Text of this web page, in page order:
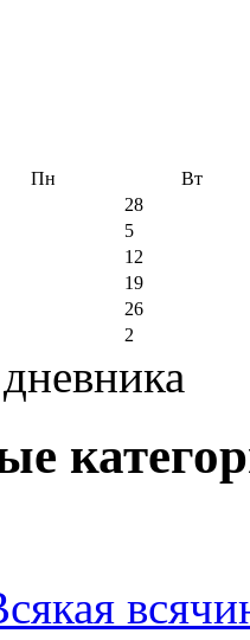
Пн
Вт
28
5
12
19
26
2